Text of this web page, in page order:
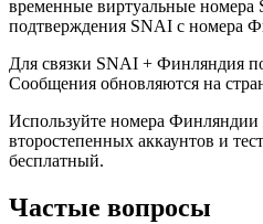
временные виртуальные номера
подтверждения SNAI с номера
Для связки SNAI + Финляндия
Сообщения обновляются на
Используйте номера Финляндии
второстепенных аккаунтов и
бесплатный.
Частые вопросы